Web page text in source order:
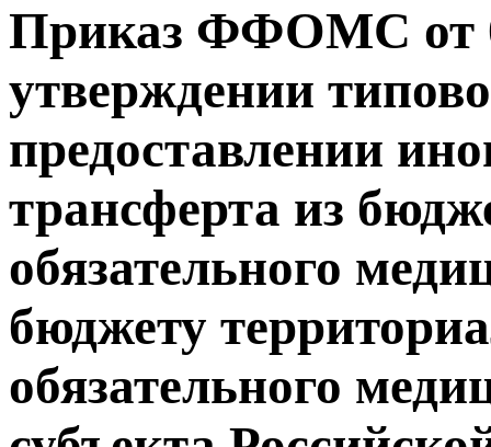
Приказ ФФОМС от
утверждении
предоставлении
трансферта из
обязательного
бюджету
обязательного